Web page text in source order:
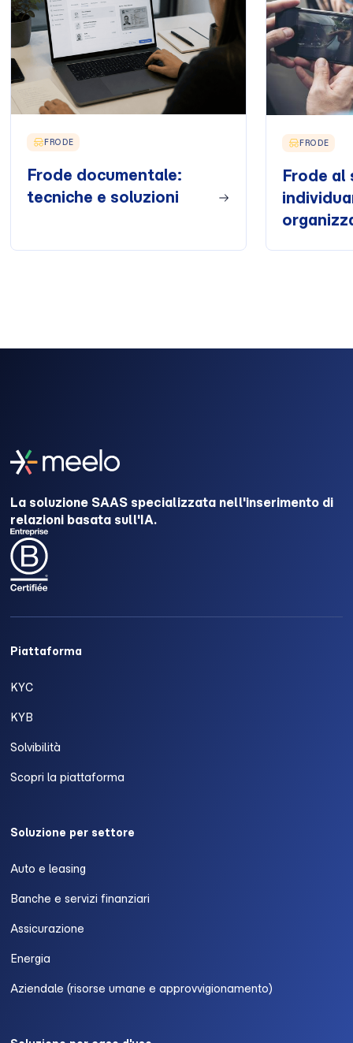
FRODE
Frode documentale:
tecniche e soluzioni
FRODE
Frode
La soluzione SAAS specializzata nell'inserimento di
relazioni basata sull'IA.
Piattaforma
KYC
KYB
Solvibilità
Scopri la piattaforma
Soluzione per settore
Auto e leasing
Banche e servizi finanziari
Assicurazione
Energia
Aziendale (risorse umane e approvvigionamento)